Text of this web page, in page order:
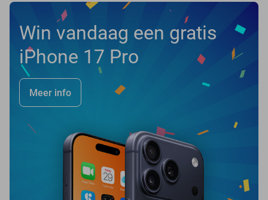
Win vandaag een gratis
iPhone 17 Pro
Meer info